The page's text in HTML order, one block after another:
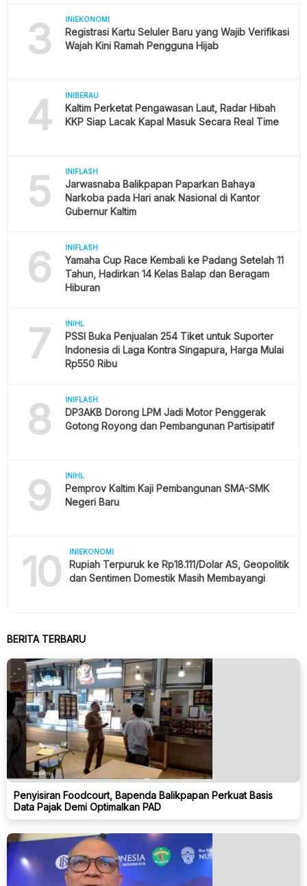
3 INIEKONOMI
Registrasi Kartu Seluler Baru yang Wajib Verifikasi
Wajah Kini Ramah Pengguna Hijab
4 INIBERAU
Kaltim Perketat Pengawasan Laut, Radar Hibah
KKP Siap Lacak Kapal Masuk Secara Real Time
5 INIFLASH
Jarwasnaba Balikpapan Paparkan Bahaya
Narkoba pada Hari anak Nasional di Kantor
Gubernur Kaltim
6 INIFLASH
Yamaha Cup Race Kembali ke Padang Setelah 11
Tahun, Hadirkan 14 Kelas Balap dan Beragam
Hiburan
7 INIHL
PSSI Buka Penjualan 254 Tiket untuk Suporter
Indonesia di Laga Kontra Singapura, Harga Mulai
Rp550 Ribu
8 INIFLASH
DP3AKB Dorong LPM Jadi Motor Penggerak
Gotong Royong dan Pembangunan Partisipatif
9 INIHL
Pemprov Kaltim Kaji Pembangunan SMA-SMK
Negeri Baru
10 INIEKONOMI
Rupiah Terpuruk ke Rp18.111/Dolar AS, Geopolitik
dan Sentimen Domestik Masih Membayangi
BERITA TERBARU
Penyisiran Foodcourt, Bapenda Balikpapan Perkuat Basis
Data Pajak Demi Optimalkan PAD